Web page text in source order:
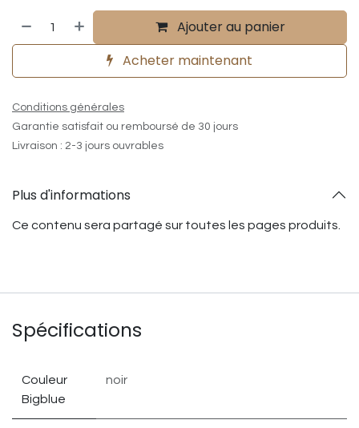
Ajouter au panier
Acheter maintenant
Conditions générales
Garantie satisfait ou remboursé de 30 jours
Livraison : 2-3 jours ouvrables
Plus d'informations
Ce contenu sera partagé sur toutes les pages produits.
Spécifications
Couleur
Bigblue
noir